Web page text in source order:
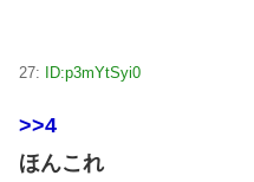
27: ID:p3mYtSyi0
>>4
ほんこれ